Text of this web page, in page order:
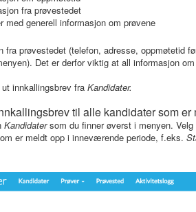
fra prøvestedet
med generell informasjon om prøvene
fra prøvestedet (telefon, adresse, oppmøtetid
Det er derfor viktig at all informasjon
innkallingsbrev fra Kandidater.
til alle kandidater som er
Kandidatersom du finner øverst i menyen.
er meldt opp i inneværende periode, f.eks.